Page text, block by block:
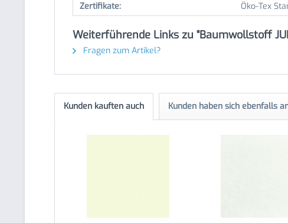
Zertifikate:
Öko-Tex
Weiterführende Links zu "Baumwollstoff
Fragen zum Artikel?
Kunden kauften auch Kunden haben sich ebenfalls